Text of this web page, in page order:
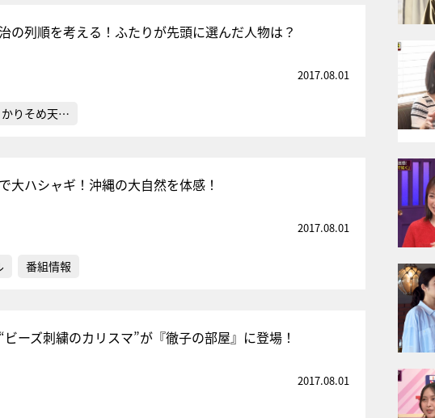
の列順を考える！ふたりが先頭に選んだ人物は？
2017.08.01
かりそめ天…
大ハシャギ！沖縄の大自然を体感！
2017.08.01
番組情報
ーズ刺繍のカリスマ”が『徹子の部屋』に登場！
2017.08.01